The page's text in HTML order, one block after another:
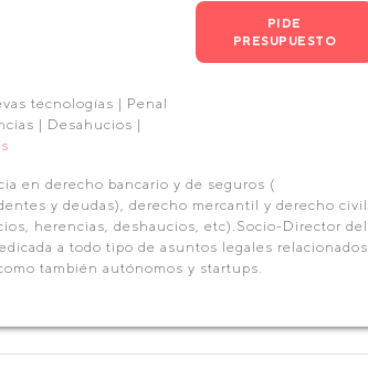
tecnologías | Penal
| Desahucios |
PIDE
PRESUPUESTO
en derecho bancario y de seguros (
y deudas), derecho mercantil y derecho civil
herencias, deshaucios, etc).Socio-Director del
a todo tipo de asuntos legales relacionados
también autónomos y startups.